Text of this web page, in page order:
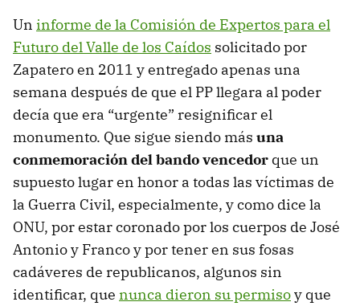
Un informe de la Comisión de Expertos para el
Futuro del Valle de los Caídos solicitado por
Zapatero en 2011 y entregado apenas una
semana después de que el PP llegara al poder
decía que era “urgente” resignificar el
monumento. Que sigue siendo más una
conmemoración del bando vencedor que un
supuesto lugar en honor a todas las víctimas de
la Guerra Civil, especialmente, y como dice la
ONU, por estar coronado por los cuerpos de José
Antonio y Franco y por tener en sus fosas
cadáveres de republicanos, algunos sin
identificar, que nunca dieron su permisoy que